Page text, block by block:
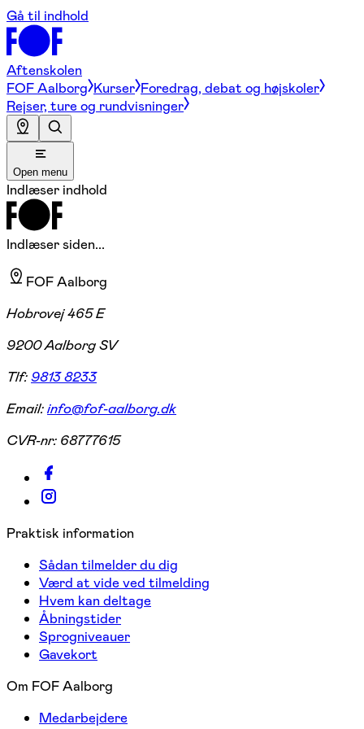
Gå til indhold
Aftenskolen
FOF Aalborg Kurser Foredrag, debat og højskoler
Rejser, ture og rundvisninger
Open menu
Indlæser indhold
Indlæser siden...
FOF Aalborg
Hobrovej 465 E
9200 Aalborg SV
Tlf:9813 8233
Email:info@fof-aalborg.dk
CVR-nr: 68777615
Praktisk information
Sådan tilmelder du dig
Værd at vide ved tilmelding
Hvem kan deltage
Åbningstider
Sprogniveauer
Gavekort
Om FOF Aalborg
Medarbejdere